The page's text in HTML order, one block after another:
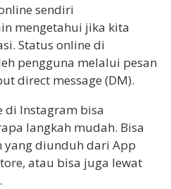
sendiri
mengetahui jika kita
Status online di
pengguna melalui pesan
direct message (DM).
di Instagram bisa
langkah mudah. Bisa
yang diunduh dari App
atau bisa juga lewat